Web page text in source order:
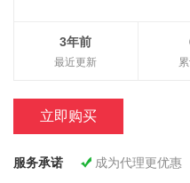
3年前
最近更新
立即购买
服务承诺  成为代理更优惠